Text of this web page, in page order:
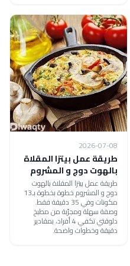
2026-07-08
طريقة عمل بيتزا المقلاة
بالهوت دوج و المشروم
طريقة عمل بيتزا المقلاة بالهوت
دوج و المشروم خطوة بخطوة بـ13
مكونات وفي 35 دقيقة فقط.
وصفة سهلة ومجرّبة من مطبخ
دلوقتي تكفي 4 أفراد، بمقادير
دقيقة وخطوات واضحة.